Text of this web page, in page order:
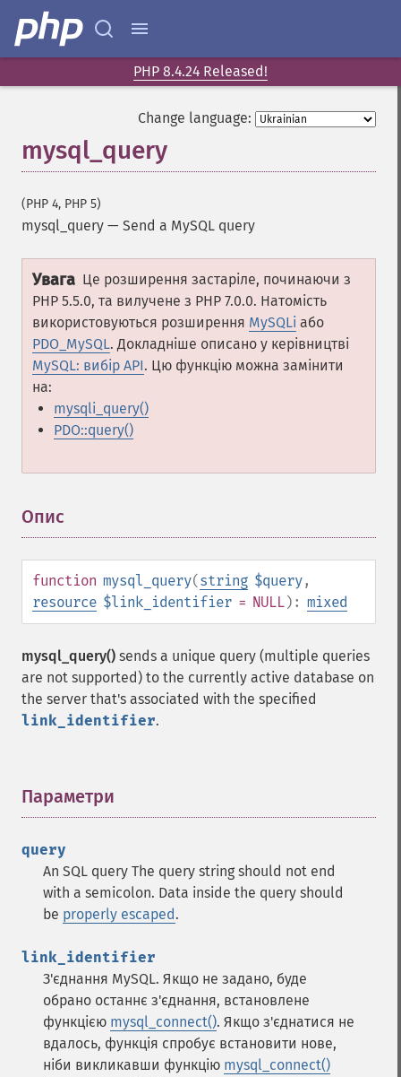
PHP 8.4.24 Released!
Change language:
mysql_query
(PHP 4, PHP 5)
mysql_query — Send a MySQL query
Увага Це розширення застаріле, починаючи з
PHP 5.5.0, та вилучене з PHP 7.0.0. Натомість
використовуються розширення MySQLi або
PDO_MySQL. Докладніше описано у керівництві
MySQL: вибір API. Цю функцію можна замінити
на:
mysqli_query()
PDO::query()
Опис
function mysql_query(string $query,
resource $link_identifier = NULL): mixed
mysql_query() sends a unique query (multiple queries
are not supported) to the currently active database on
the server that's associated with the specified
link_identifier.
Параметри
query
An SQL query The query string should not end
with a semicolon. Data inside the query should
be properly escaped.
link_identifier
З'єднання MySQL. Якщо не задано, буде
обрано останнє з'єднання, встановлене
функцією mysql_connect(). Якщо з'єднатися не
вдалось, функція спробує встановити нове,
ніби викликавши функцію mysql_connect()